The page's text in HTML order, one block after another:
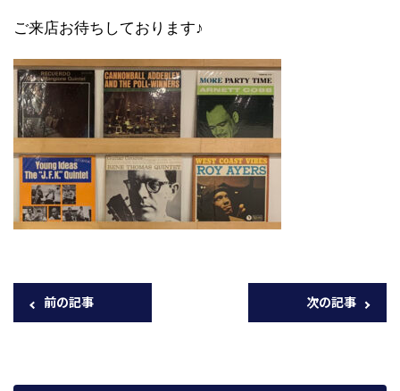
ご来店お待ちしております♪
前の記事 次の記事